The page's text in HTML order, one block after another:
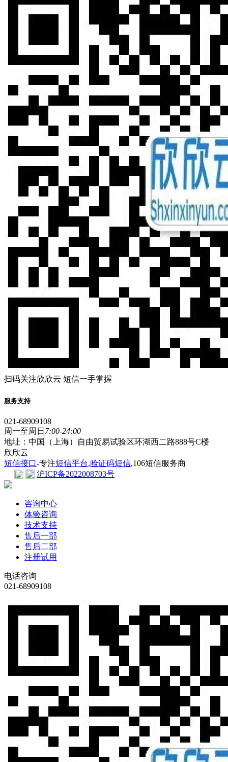
扫码关注欣欣云 短信一手掌握
服务支持
021-68909108
周一至周日 7:00-24:00
地址：中国（上海）自由贸易试验区环湖西二路888号C楼
欣欣云
短信接口-专注短信平台,验证码短信,106短信服务商
沪ICP备2022008703号
咨询中心
体验咨询
技术支持
售后一部
售后二部
注册试用
电话咨询
021-68909108